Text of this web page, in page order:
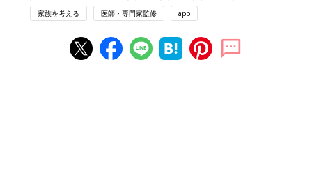
家族を考える 医師・専門家監修 app